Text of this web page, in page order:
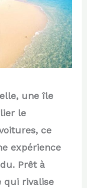
une île
le
ce
expérience
Prêt à
qui rivalise